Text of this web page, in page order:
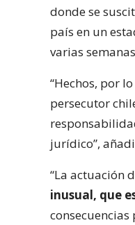
donde se
país en un
varias
“Hechos, por
persecutor
jurídico”,
“La actuación
inusual, que